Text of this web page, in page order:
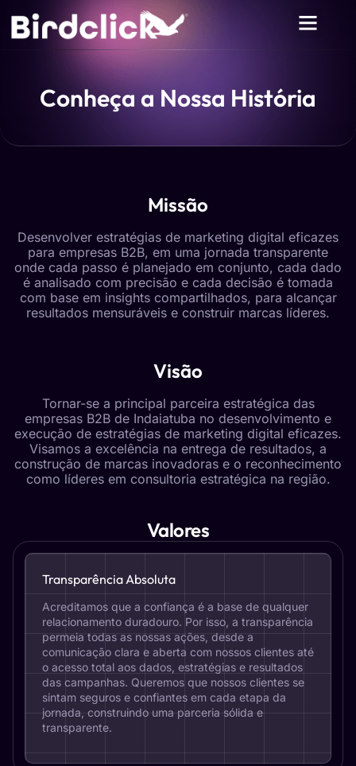
Conheça a Nossa História
Missão
Desenvolver estratégias de marketing digital eficazes
para empresas B2B, em uma jornada transparente
onde cada passo é planejado em conjunto, cada dado
é analisado com precisão e cada decisão é tomada
com base em insights compartilhados, para alcançar
resultados mensuráveis e construir marcas líderes.
Visão
Tornar-se a principal parceira estratégica das
empresas B2B de Indaiatuba no desenvolvimento e
execução de estratégias de marketing digital eficazes.
Visamos a excelência na entrega de resultados, a
construção de marcas inovadoras e o reconhecimento
como líderes em consultoria estratégica na região.
Valores
Transparência Absoluta
Acreditamos que a confiança é a base de qualquer
relacionamento duradouro. Por isso, a transparência
permeia todas as nossas ações, desde a
comunicação clara e aberta com nossos clientes até
o acesso total aos dados, estratégias e resultados
das campanhas. Queremos que nossos clientes se
sintam seguros e confiantes em cada etapa da
jornada, construindo uma parceria sólida e
transparente.